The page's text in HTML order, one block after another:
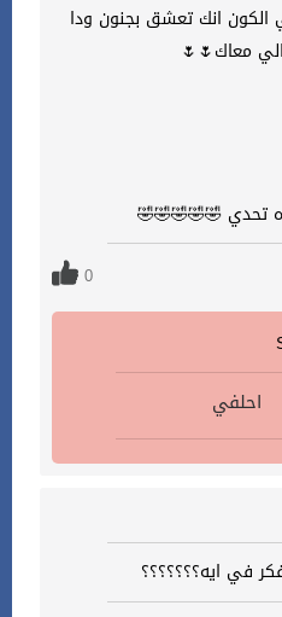
انك تعشق بجنون ودا
معاك🌷🌷
تحدي 🤣🤣🤣🤣🤣
0
احلفي
في ايه؟؟؟؟؟؟؟